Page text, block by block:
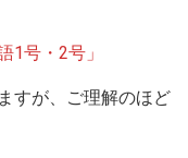
1号・2号」
すが、ご理解のほど